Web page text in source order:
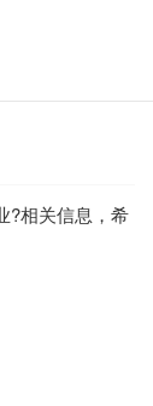
?相关信息，希